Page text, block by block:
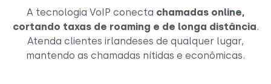
A tecnologia VoIP conecta chamadas online,
cortando taxas de roaming e de longa distância.
Atenda clientes irlandeses de qualquer lugar,
mantendo as chamadas nítidas e econômicas.